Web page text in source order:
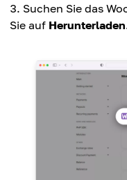
Suchen Sie das
Sie auf Herunterladen